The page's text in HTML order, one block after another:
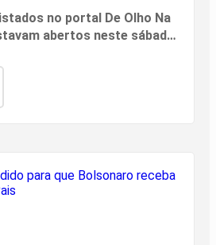
no portal De Olho Na
abertos neste sábado
a sexta-feira.